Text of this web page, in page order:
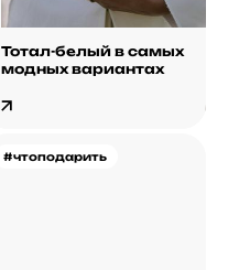
Тотал-белый в самых
модных вариантах
#чтоподарить